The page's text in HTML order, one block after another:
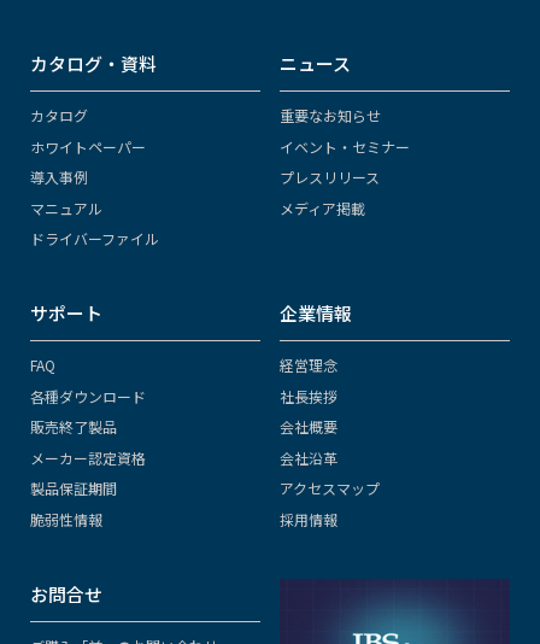
カタログ・資料
カタログ
ホワイトペーパー
導入事例
マニュアル
ドライバーファイル
ニュース
重要なお知らせ
イベント・セミナー
プレスリリース
メディア掲載
サポート
FAQ
各種ダウンロード
販売終了製品
メーカー認定資格
製品保証期間
脆弱性情報
企業情報
経営理念
社長挨拶
会社概要
会社沿革
アクセスマップ
採用情報
お問合せ